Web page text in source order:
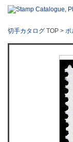
切手カタログ TOP > ポ